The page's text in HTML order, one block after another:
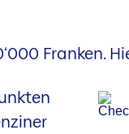
Franken.